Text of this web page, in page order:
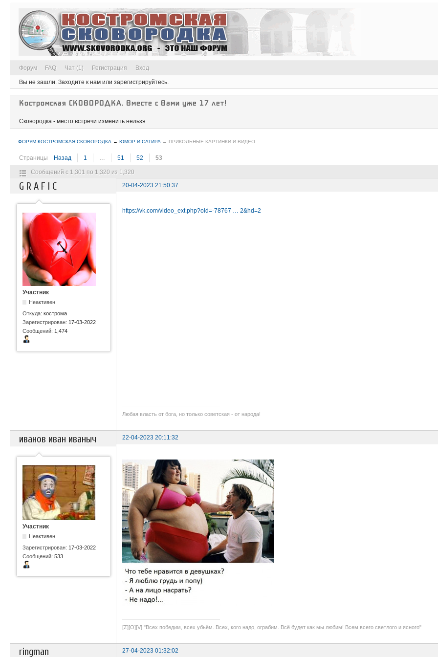
Форум FAQ Чат (1) Регистрация Вход
Вы не зашли. Заходите к нам или зарегистрируйтесь.
Костромская СКОВОРОДКА. Вместе с Вами уже 17 лет!
Сковородка - место встречи изменить нельзя
ФОРУМ КОСТРОМСКАЯ СКОВОРОДКА →ЮМОР И САТИРА → ПРИКОЛЬНЫЕ КАРТИНКИ И ВИДЕО
Страницы Назад 1 … 51 52 53
Сообщений с 1,301 по 1,320 из 1,320
G R A F I C 20-04-2023 21:50:37
Участник
Неактивен
Откуда:кострома
Зарегистрирован: 17-03-2022
Сообщений: 1,474
https://vk.com/video_ext.php?oid=-78767 … 2&hd=2
Любая власть от бога, но только советская - от народа!
иванов иван иваныч 22-04-2023 20:11:32
Участник
Неактивен
Зарегистрирован: 17-03-2022
Сообщений:533
[Z][O][V] "Всех победим, всех убьём. Всех, кого надо, ограбим. Всё будет как мы любим! Всем всего светлого и ясного"
ringman 27-04-2023 01:32:02